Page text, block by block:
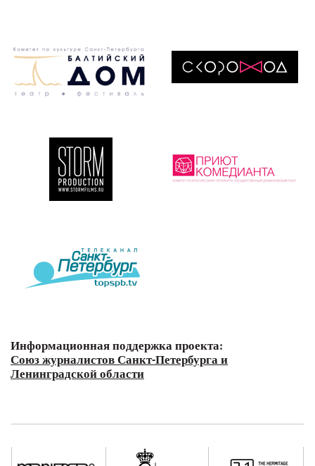
Информационная поддержка проекта:
Союз журналистов Санкт-Петербурга и
Ленинградской области